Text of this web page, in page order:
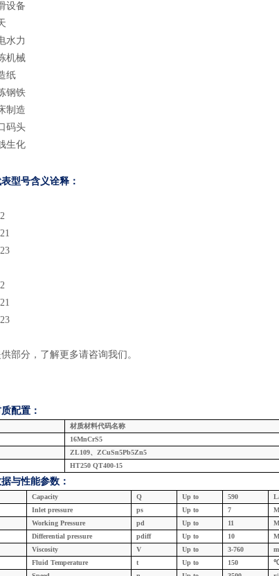
设备
水力
机械
纸
钢铁
制造
码头
生化
型号含义诠释：
部分，了解更多请咨询我们 。
配置：
材质材料代码名称
16MnCrS5
ZL109、ZCuSn5Pb5Zn5
HT250 QT400-15
与性能参数：
Capacity Q Up to 590
Inlet pressure ps Up to 7
Working Pressure pd Up to 11
Differential pressure pdiff Up to 10
Viscosity V Up to 3-760
Fluid Temperature t Up to 150